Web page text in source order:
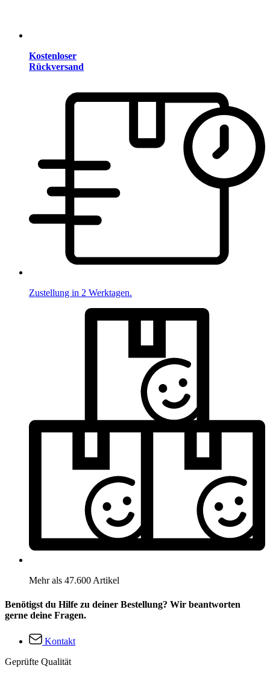
Kostenloser
Rückversand
Zustellung in 2 Werktagen.
Mehr als 47.600 Artikel
Benötigst du Hilfe zu deiner Bestellung? Wir beantworten
gerne deine Fragen.
Kontakt
Geprüfte Qualität